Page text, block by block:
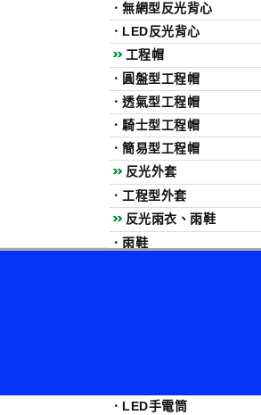
．無網型反光背心
． LED反光背心
工程帽
． 圓盤型工程帽
．透氣型工程帽
．騎士型工程帽
．簡易型工程帽
反光外套
． 工程型外套
反光雨衣、雨鞋
．雨鞋
． LED手電筒